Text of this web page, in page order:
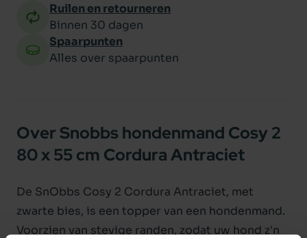
Ruilen en retourneren
Binnen 30 dagen
Spaarpunten
Alles over spaarpunten
Over Snobbs hondenmand Cosy 2
80 x 55 cm Cordura Antraciet
De SnObbs Cosy 2 Cordura Antraciet, met
zwarte bies, is een topper van een hondenmand.
Voorzien van stevige randen, zodat uw hond z'n